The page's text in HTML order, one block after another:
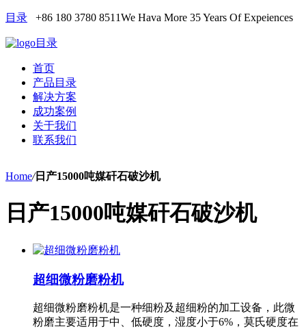
目录 +86 180 3780 8511We Hava More 35 Years Of Expeiences
目录
首页
产品目录
解决方案
成功案例
关于我们
联系我们
Home/日产15000吨媒矸石破沙机
日产15000吨媒矸石破沙机
超细微粉磨粉机
超细微粉磨粉机是一种细粉及超细粉的加工设备，此微
粉磨主要适用于中、低硬度，湿度小于6%，莫氏硬度在